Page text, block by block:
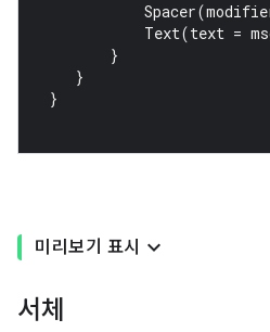
Spacer(
Text(text =
}
}
}
미리보기 표시
서체